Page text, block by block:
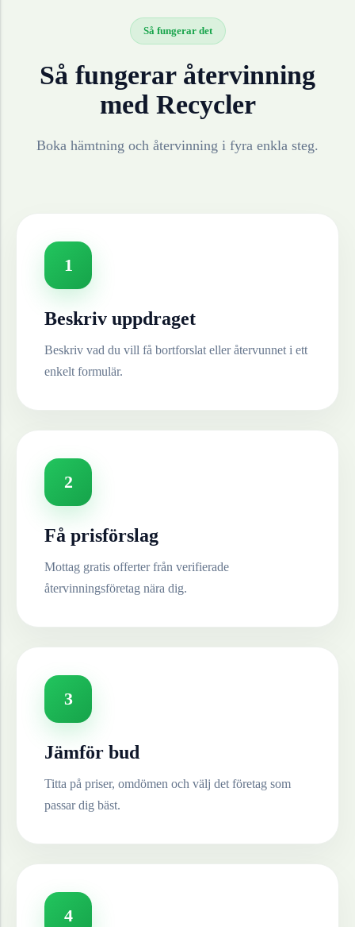
Så fungerar det
Så fungerar återvinning
med Recycler
Boka hämtning och återvinning i fyra enkla steg.
1
Beskriv uppdraget
Beskriv vad du vill få bortforslat eller återvunnet i ett
enkelt formulär.
2
Få prisförslag
Mottag gratis offerter från verifierade
återvinningsföretag nära dig.
3
Jämför bud
Titta på priser, omdömen och välj det företag som
passar dig bäst.
4